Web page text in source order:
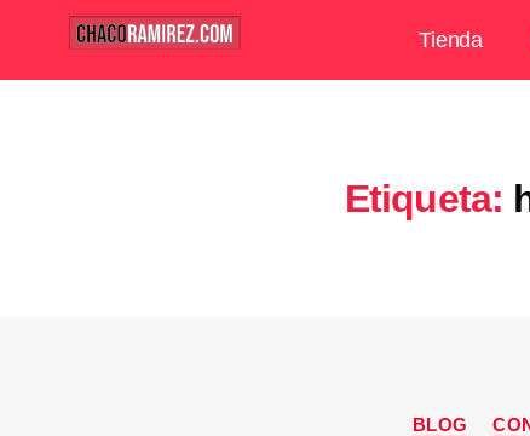
Tienda
Etiqueta:
BLOG